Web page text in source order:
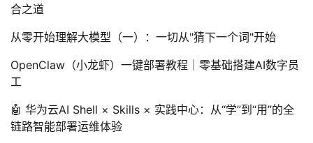
合之道
从零开始理解大模型（一）：一切从"猜下一个词"开始
OpenClaw（小龙虾）一键部署教程｜零基础搭建AI数字员
工
🤖 华为云AI Shell × Skills × 实践中心：从“学”到“用”的全
链路智能部署运维体验